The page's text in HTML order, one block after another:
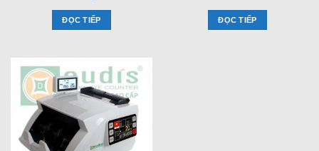
ĐỌC TIẾP ĐỌC TIẾP